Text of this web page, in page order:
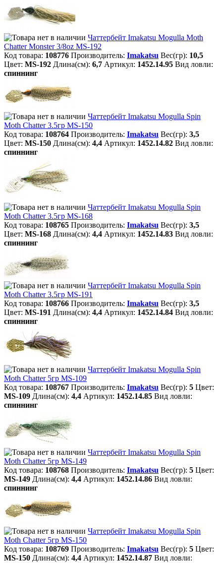
Чаттербейт Imakatsu Mogulla Moth
Chatter Monster 3/8oz MS-192
Код товара: 108776 Производитель: Imakatsu Вес(гр): 10,5
Цвет: MS-192 Длина(см): 6,7 Артикул: 1452.14.95 Вид ловли:
спиннинг
Чаттербейт Imakatsu Mogulla Spin
Moth Chatter 3.5гр MS-150
Код товара: 108764 Производитель: Imakatsu Вес(гр): 3,5
Цвет: MS-150 Длина(см): 4,4 Артикул: 1452.14.82 Вид ловли:
спиннинг
Чаттербейт Imakatsu Mogulla Spin
Moth Chatter 3.5гр MS-168
Код товара: 108765 Производитель: Imakatsu Вес(гр): 3,5
Цвет: MS-168 Длина(см): 4,4 Артикул: 1452.14.83 Вид ловли:
спиннинг
Чаттербейт Imakatsu Mogulla Spin
Moth Chatter 3.5гр MS-191
Код товара: 108766 Производитель: Imakatsu Вес(гр): 3,5
Цвет: MS-191 Длина(см): 4,4 Артикул: 1452.14.84 Вид ловли:
спиннинг
Чаттербейт Imakatsu Mogulla Spin
Moth Chatter 5гр MS-109
Код товара: 108767 Производитель: Imakatsu Вес(гр): 5 Цвет:
MS-109 Длина(см): 4,4 Артикул: 1452.14.85 Вид ловли:
спиннинг
Чаттербейт Imakatsu Mogulla Spin
Moth Chatter 5гр MS-149
Код товара: 108768 Производитель: Imakatsu Вес(гр): 5 Цвет:
MS-149 Длина(см): 4,4 Артикул: 1452.14.86 Вид ловли:
спиннинг
Чаттербейт Imakatsu Mogulla Spin
Moth Chatter 5гр MS-150
Код товара: 108769 Производитель: Imakatsu Вес(гр): 5 Цвет:
MS-150 Длина(см): 4,4 Артикул: 1452.14.87 Вид ловли: